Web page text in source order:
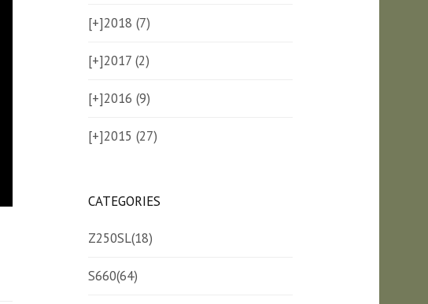
[+]2018 (7)
[+]2017 (2)
[+]2016 (9)
[+]2015 (27)
CATEGORIES
Z250SL(18)
S660(64)